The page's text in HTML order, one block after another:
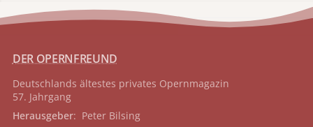
DER OPERNFREUND
Deutschlands ältestes privates Opernmagazin
57. Jahrgang
Herausgeber: Peter Bilsing